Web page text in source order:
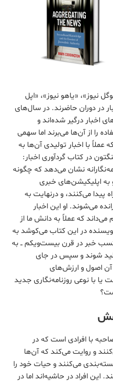
نیوز»، «یاهو نیوز»، «اپل
در دوران حاضرند. در سال‌های
اخبار درگیر شده‌اند و
را از آن‌ها می‌برند اما سهمی
عملاً با اخبار تولیدی آن‌ها به
در کتاب گردآوری اخبار:
نشان می‌دهد که چگونه
به اپلیکیشن‌های خبری
پیدا می‌کنند، و درنهایت به
می‌شوند. او این اخبار
که عملاً به دانش ما از
در این کتاب می‌کوشد به
خبر در قرن بیست‌ویکم ــ به
شوند و سپس در جای
آن اصول و ارزش‌های
یا با نوعی روزنامه‌نگاری جدید
با افرادی است که در
و روایت می‌کند که آن‌ها
می‌کنند و حیات خود را
این افراد در حاشیه‌اند اما در